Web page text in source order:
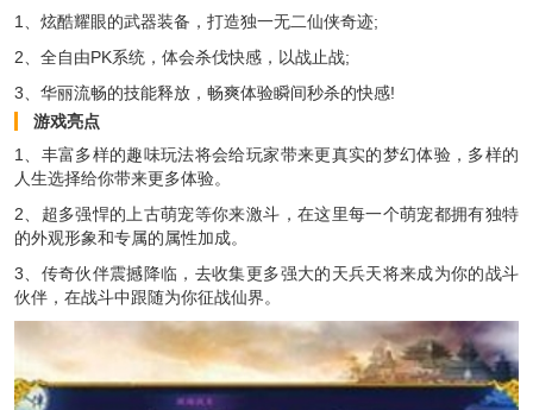
1、炫酷耀眼的武器装备，打造独一无二仙侠奇迹;
2、全自由PK系统，体会杀伐快感，以战止战;
3、华丽流畅的技能释放，畅爽体验瞬间秒杀的快感!
游戏亮点
1、丰富多样的趣味玩法将会给玩家带来更真实的梦幻体验，多样的
人生选择给你带来更多体验。
2、超多强悍的上古萌宠等你来激斗，在这里每一个萌宠都拥有独特
的外观形象和专属的属性加成。
3、传奇伙伴震撼降临，去收集更多强大的天兵天将来成为你的战斗
伙伴，在战斗中跟随为你征战仙界。